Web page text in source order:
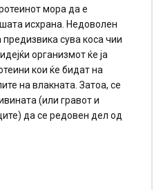
мора да е
исхрана. Недоволен
сува коса чии
организмот ќе ја
кои ќе бидат на
на влакната. Затоа, се
(или гравот и
да се редовен дел од